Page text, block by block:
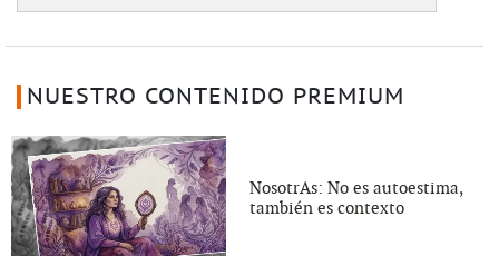
NUESTRO CONTENIDO PREMIUM
NosotrAs: No es autoestima,
también es contexto